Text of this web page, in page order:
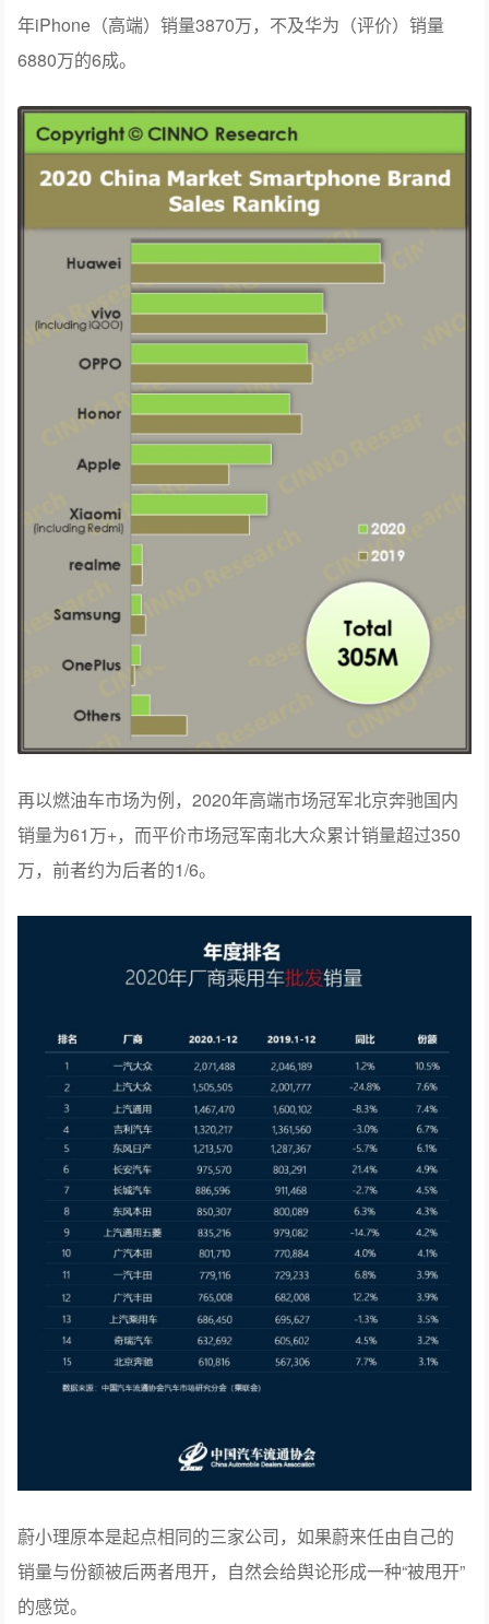
年iPhone（高端）销量3870万，不及华为（评价）销量
6880万的6成。
再以燃油车市场为例，2020年高端市场冠军北京奔驰国内
销量为61万+，而平价市场冠军南北大众累计销量超过350
万，前者约为后者的1/6。
蔚小理原本是起点相同的三家公司，如果蔚来任由自己的
销量与份额被后两者甩开，自然会给舆论形成一种“被甩开”
的感觉。